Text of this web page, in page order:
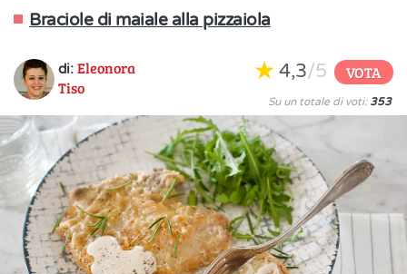
Braciole di maiale alla pizzaiola
di: Eleonora
Tiso
4,3/5 VOTA
Su un totale di voti: 353